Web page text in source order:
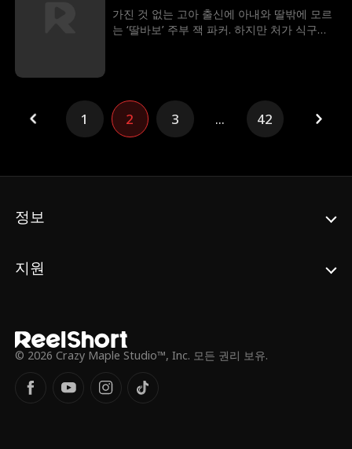
도 점점 그에게 빠져들어 간다.
가진 것 없는 고아 출신에 아내와 딸밖에 모르
는 ‘딸바보’ 주부 잭 파커. 하지만 처가 식구들
자들은 더 이상 참아줄 수 없다. 이제 정체를
숨긴 억만장자 상속자의 진짜 매운맛을 보여
줄 차례다.
1 2 3 ... 42
정보
지원
© 2026 Crazy Maple Studio™, Inc. 모든 권리 보유.